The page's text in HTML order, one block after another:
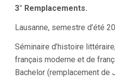
3° Remplacements.
Lausanne, semestre d’été
Séminaire d’histoire
français moderne et de
Bachelor (remplacement de